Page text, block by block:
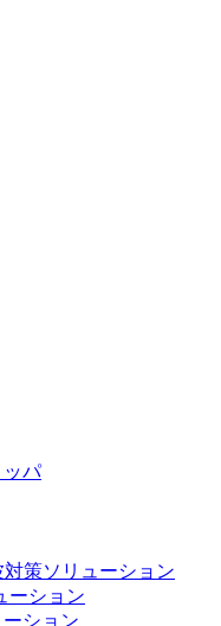
ッパ
策ソリューション
ーション
ション